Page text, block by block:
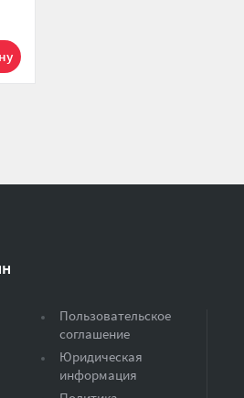
Пользовательское
соглашение
Юридическая
информация